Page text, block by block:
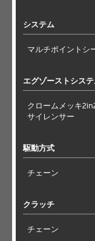
システム
マルチポイントシ
エグゾーストシステ
クロームメッキ
サイレンサー
駆動方式
チェーン
クラッチ
チェーン